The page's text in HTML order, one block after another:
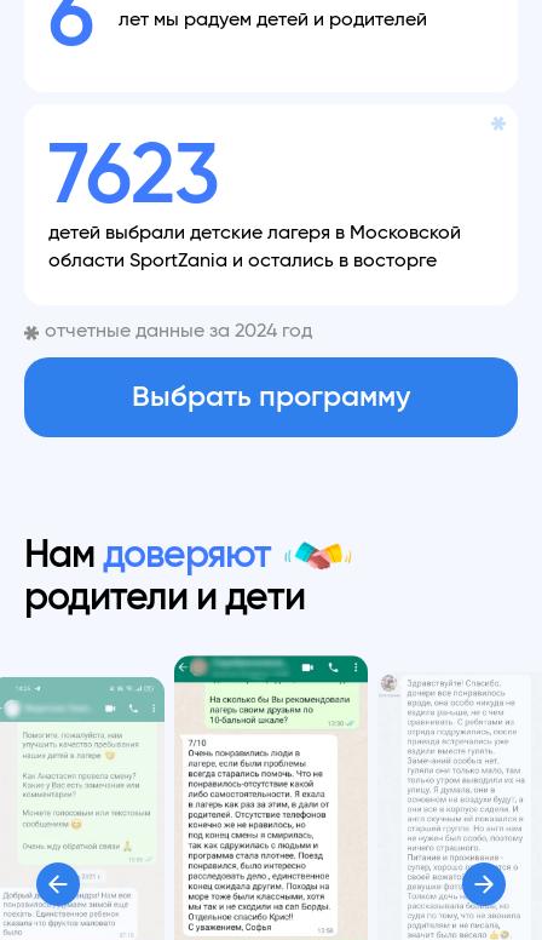
6 лет мы радуем детей и родителей
7623
детей выбрали детские лагеря в Московской
области SportZania и остались в восторге
отчетные данные за 2024 год
Выбрать программу
Намдоверяют
родители и дети